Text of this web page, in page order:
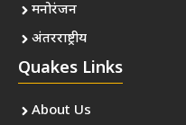
मनोरंजन
अंतरराष्ट्रीय
Quakes Links
About Us